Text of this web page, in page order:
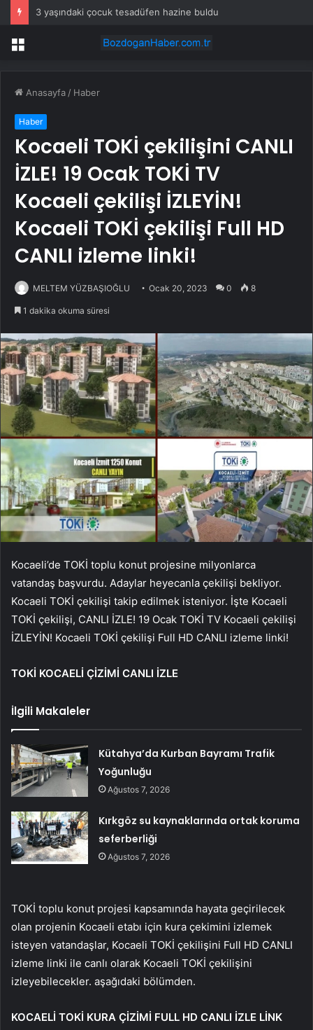
3 yaşındaki çocuk tesadüfen hazine buldu
Menü
Anasayfa / Haber
Haber
Kocaeli TOKİ çekilişini CANLI
İZLE! 19 Ocak TOKİ TV
Kocaeli çekilişi İZLEYİN!
Kocaeli TOKİ çekilişi Full HD
CANLI izleme linki!
MELTEM YÜZBAŞIOĞLU Ocak 20, 2023 0 8
1 dakika okuma süresi
Kocaeli’de TOKİ toplu konut projesine milyonlarca
vatandaş başvurdu. Adaylar heyecanla çekilişi bekliyor.
Kocaeli TOKİ çekilişi takip edilmek isteniyor. İşte Kocaeli
TOKİ çekilişi, CANLI İZLE! 19 Ocak TOKİ TV Kocaeli çekilişi
İZLEYİN! Kocaeli TOKİ çekilişi Full HD CANLI izleme linki!
TOKİ KOCAELİ ÇİZİMİ CANLI İZLE
İlgili Makaleler
Kütahya’da Kurban Bayramı Trafik
Yoğunluğu
Ağustos 7, 2026
Kırkgöz su kaynaklarında ortak koruma
seferberliği
Ağustos 7, 2026
TOKİ toplu konut projesi kapsamında hayata geçirilecek
olan projenin Kocaeli etabı için kura çekimini izlemek
isteyen vatandaşlar, Kocaeli TOKİ çekilişini Full HD CANLI
izleme linki ile canlı olarak Kocaeli TOKİ çekilişini
izleyebilecekler. aşağıdaki bölümden.
KOCAELİ TOKİ KURA ÇİZİMİ FULL HD CANLI İZLE LİNK